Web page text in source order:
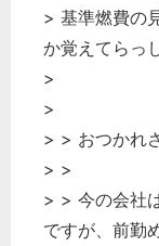
> 基準燃費の
か覚えてらっ
>
>
> > おつかれ
> >
> > 今の会社
ですが、前勤